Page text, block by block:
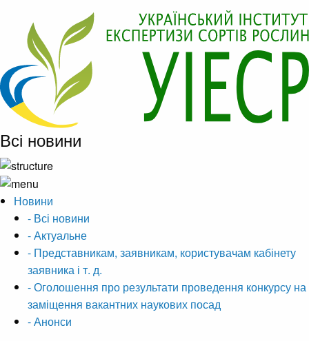
Всі новини
Новини
- Всі новини
- Актуальне
- Представникам, заявникам, користувачам кабінету
заявника і т. д.
- Оголошення про результати проведення конкурсу на
заміщення вакантних наукових посад
- Анонси